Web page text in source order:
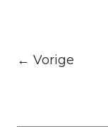
← Vorige